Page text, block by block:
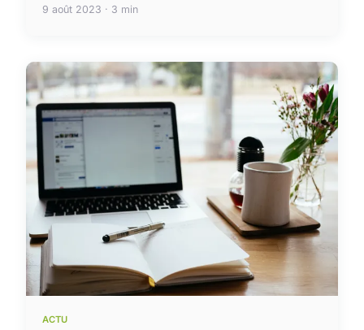
9 août 2023 · 3 min
ACTU